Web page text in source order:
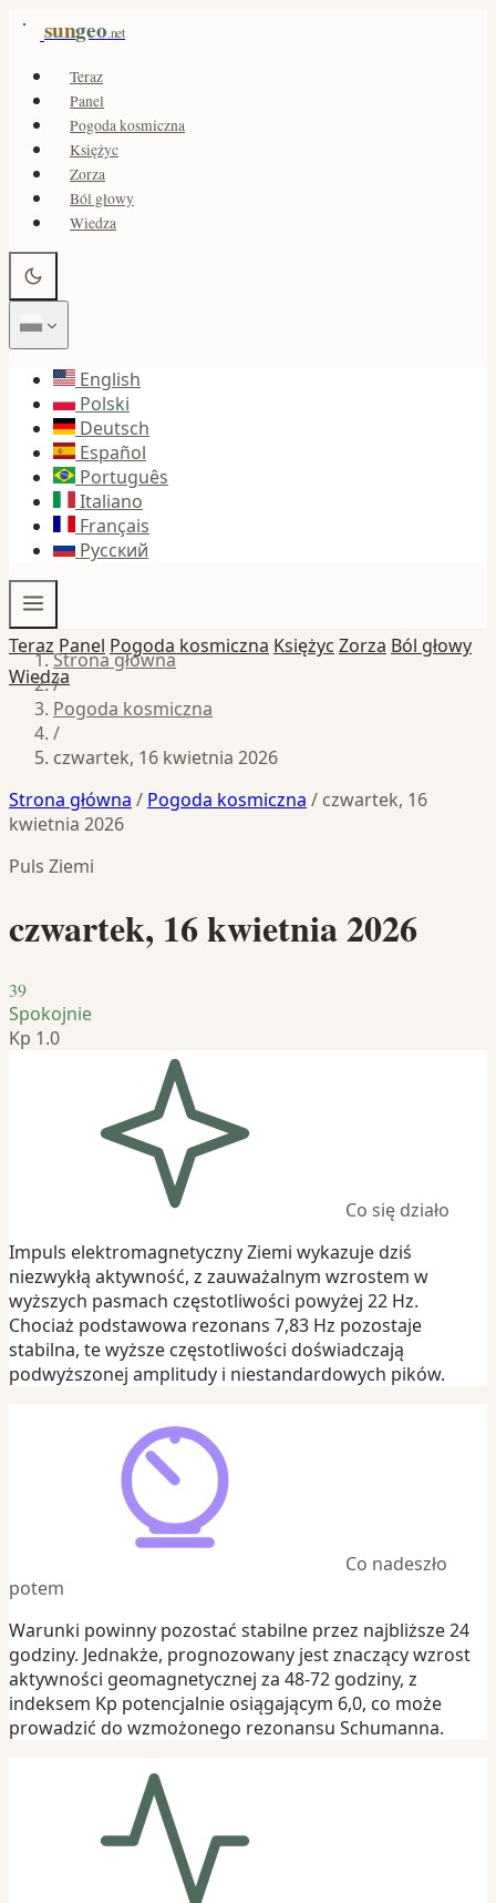
sungeo.net
Teraz
Panel
Pogoda kosmiczna
Księżyc
Zorza
Ból głowy
Wiedza
English
Polski
Deutsch
Español
Português
Italiano
Français
Русский
Teraz Panel Pogoda kosmiczna Księżyc Zorza Ból głowy
Wiedza
Strona główna
/
Pogoda kosmiczna
/
czwartek, 16 kwietnia 2026
Strona główna / Pogoda kosmiczna / czwartek, 16
kwietnia 2026
Puls Ziemi
czwartek, 16 kwietnia 2026
39
Spokojnie
Kp 1.0
Co się działo
Impuls elektromagnetyczny Ziemi wykazuje dziś
niezwykłą aktywność, z zauważalnym wzrostem w
wyższych pasmach częstotliwości powyżej 22 Hz.
Chociaż podstawowa rezonans 7,83 Hz pozostaje
stabilna, te wyższe częstotliwości doświadczają
podwyższonej amplitudy i niestandardowych pików.
Co nadeszło
potem
Warunki powinny pozostać stabilne przez najbliższe 24
godziny. Jednakże, prognozowany jest znaczący wzrost
aktywności geomagnetycznej za 48-72 godziny, z
indeksem Kp potencjalnie osiągającym 6,0, co może
prowadzić do wzmożonego rezonansu Schumanna.